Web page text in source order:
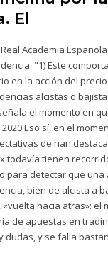
El
Academia
"1) Este
en la acción del
alcistas o
el momento en
Eso sí, en el
de han
todavía tienen
para detectar que una
bien de alcista a
«vuelta hacia atras»: el
de apuestas en
dudas, y se falla